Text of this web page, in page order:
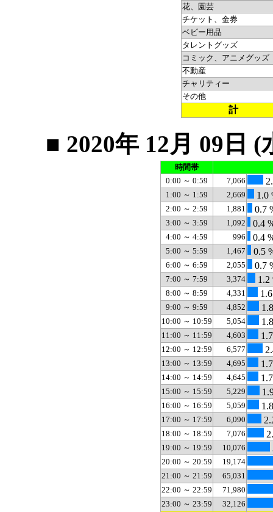
花、園芸
チケット、金券
ベビー用品
タレントグッズ
コミック、アニメグッズ
不動産
チャリティー
その他
計
■ 2020年 12月 09日
時間帯
0:00 ～ 0:59
7,066
1:00 ～ 1:59 2,669 1.0
2:00 ～ 2:59 1,881 0.7
3:00 ～ 3:59 1,092 0.4
4:00 ～ 4:59 996 0.4
5:00 ～ 5:59 1,467 0.5
6:00 ～ 6:59 2,055 0.7
7:00 ～ 7:59 3,374 1.2
8:00 ～ 8:59 4,331
9:00 ～ 9:59 4,852
10:00 ～ 10:59 5,054
11:00 ～ 11:59 4,603
12:00 ～ 12:59 6,577
13:00 ～ 13:59 4,695
14:00 ～ 14:59 4,645
15:00 ～ 15:59 5,229
16:00 ～ 16:59 5,059
17:00 ～ 17:59 6,090
18:00 ～ 18:59 7,076
19:00 ～ 19:59 10,076
20:00 ～ 20:59
19,174
21:00 ～ 21:59
65,031
22:00 ～ 22:59
71,980
23:00 ～ 23:59
32,126